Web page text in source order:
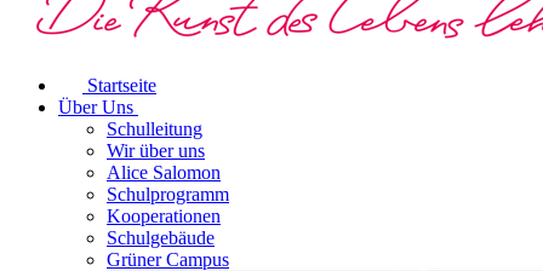
Startseite
Über Uns
Schulleitung
Wir über uns
Alice Salomon
Schulprogramm
Kooperationen
Schulgebäude
Grüner Campus